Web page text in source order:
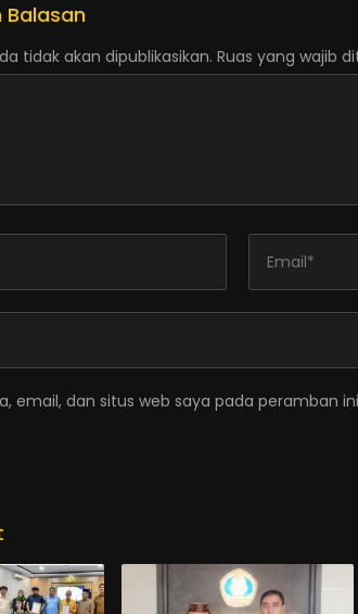
Balasan
tidak akan dipublikasikan. Ruas yang wajib
email, dan situs web saya pada peramban